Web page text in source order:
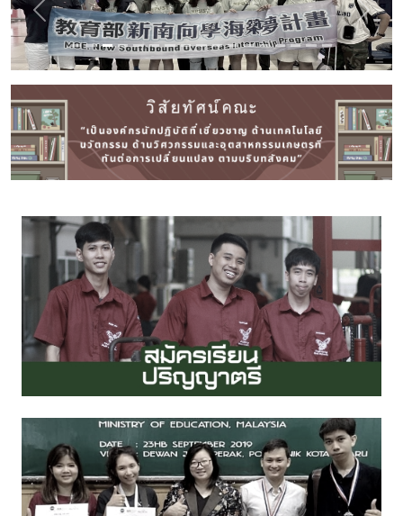
Previous Next